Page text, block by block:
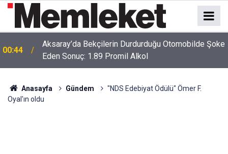
00:44
Aksaray’da Bekçilerin Durdurduğu Otomobilde Şoke
Eden Sonuç: 1.89 Promil Alkol
Anasayfa Gündem
"NDS Edebiyat Ödülü" Ömer F.
Oyal'ın oldu